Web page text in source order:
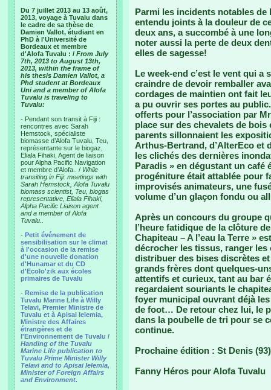
Du 7 juillet 2013 au 13 août,
2013, voyage à Tuvalu dans
le cadre de sa thèse de
Damien Vallot, étudiant en
PhD à l'Université de
Bordeaux et membre
d'Alofa Tuvalu : / From July
7th, 2013 to August 13th,
2013, within the frame of
his thesis Damien Vallot, a
Phd student at Bordeaux
Uni and a member of Alofa
Tuvalu is traveling to
Tuvalu:
- Pendant son transit à Fiji :
rencontres avec Sarah
Hemstock, spécialiste
biomasse d’Alofa Tuvalu, Teu,
représentante sur le biogaz,
Eliala Fihaki, Agent de liaison
pour Alpha Pacific Navigation
et membre d’Alofa.. / While
transiting in Fiji: meetings with
Sarah Hemstock, Alofa Tuvalu
biomass scientist, Teu, biogas
representative, Eliala Fihaki,
Alpha Pacific Liaison agent
and a member of Alofa
Tuvalu..
- Petit événement de
sensibilisation sur le climat
à l'occasion de la remise
d'une nouvelle donation
d'Hunamar et du CD
d'Ecolo'zik aux écoles
primaires de Tuvalu
- Remise de la publication
Tuvalu Marine Life à Willy
Telavi, Premier Ministre de
Tuvalu et à Apisai Ielemia,
Ministre des Affaires
étrangères et de
l'Environnement de Tuvalu /
Handing of the Tuvalu
Marine Life publication to
Tuvalu Prime Minister Willy
Telavi and to Apisai Ielemia,
Minister of Foreign Affairs
and Environment.
Parmi les incidents notables de
entendu joints à la douleur de
deux ans, a succombé à une
noter aussi la perte de deux
elles de sagesse!
Le week-end c’est le vent qui
craindre de devoir remballer
cordages de maintien ont fait
a pu ouvrir ses portes au
offerts pour l’association par
place sur des chevalets de
parents sillonnaient les
Arthus-Bertrand, d’AlterEco et
les clichés des dernières
Paradis » en dégustant un café
progéniture était attablée pour
improvisés animateurs, une
volume d’un glaçon fondu ou
Après un concours du groupe
l’heure fatidique de la clôture
Chapiteau – A l’eau la Terre »
décrocher les tissus, ranger
distribuer des bises discrètes
grands frères dont quelques-
attentifs et curieux, tant au bar
regardaient souriants le
foyer municipal ouvrant déjà
de foot… De retour chez lui, le
dans la poubelle de tri pour se
continue.
Prochaine édition : St Denis
Fanny Héros pour Alofa Tuvalu